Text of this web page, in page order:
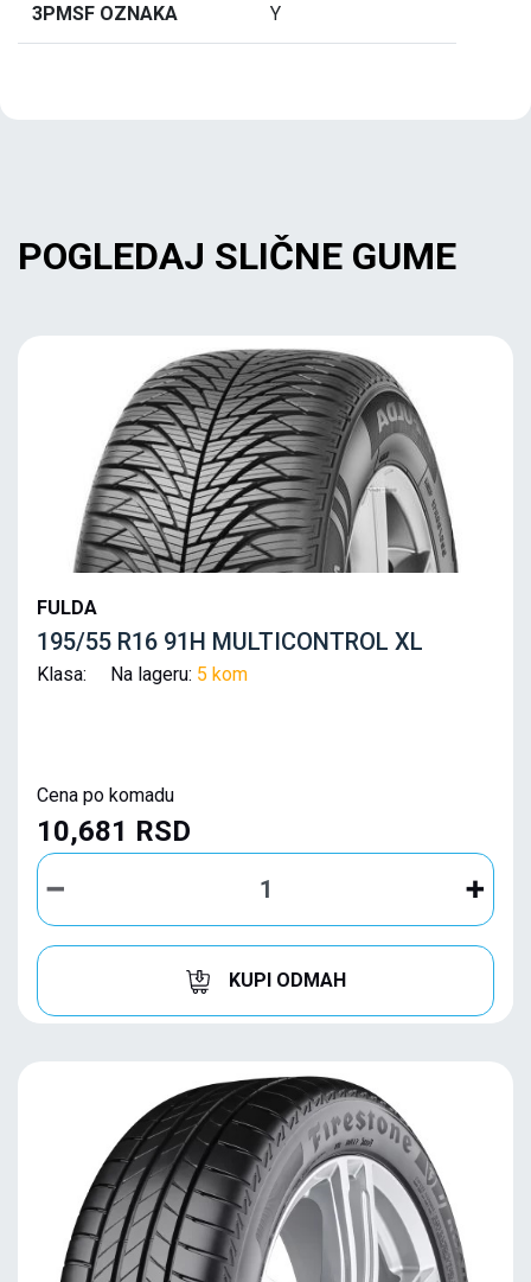
3PMSF OZNAKA Y
POGLEDAJ SLIČNE GUME
FULDA
195/55 R16 91H MULTICONTROL XL
Klasa: Na lageru: 5 kom
Cena po komadu
10,681 RSD
KUPI ODMAH